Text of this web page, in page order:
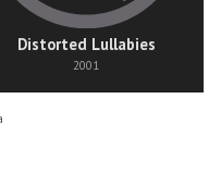
Distorted Lullabies
2001